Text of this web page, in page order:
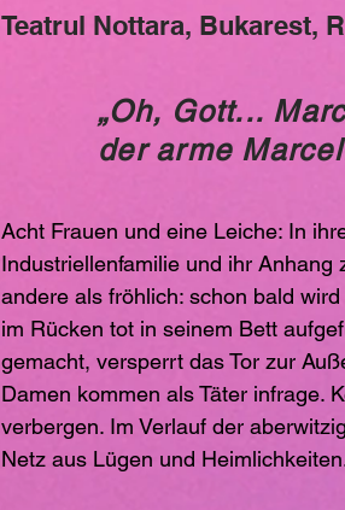
Teatrul Nottara, Bukarest,
„Oh, Gott...
der arme
Acht Frauen und eine Leiche: In
Industriellenfamilie und ihr Anhang
andere als fröhlich: schon bald
im Rücken tot in seinem Bett
gemacht, versperrt das Tor zur
Damen kommen als Täter infrage.
verbergen. Im Verlauf der
Netz aus Lügen und